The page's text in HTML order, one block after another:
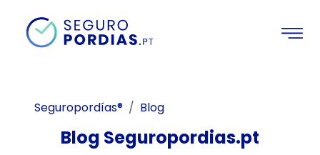
Seguropordías® Blog
Blog Seguropordias.pt